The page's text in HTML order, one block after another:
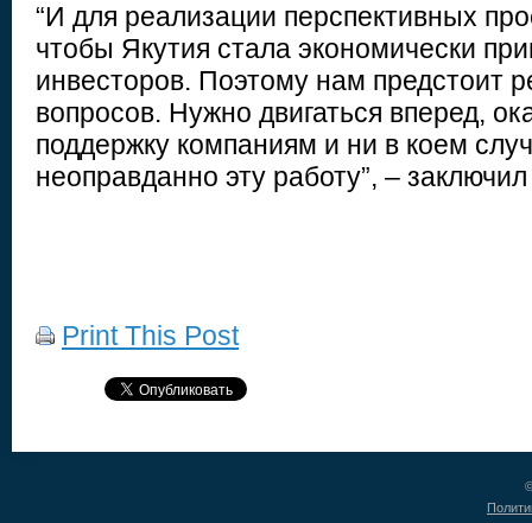
“И для реализации перспективных
чтобы Якутия стала экономически
инвесторов. Поэтому нам предстоит
вопросов. Нужно двигаться вперед,
поддержку компаниям и ни в коем
неоправданно эту работу”, –
Print This Post